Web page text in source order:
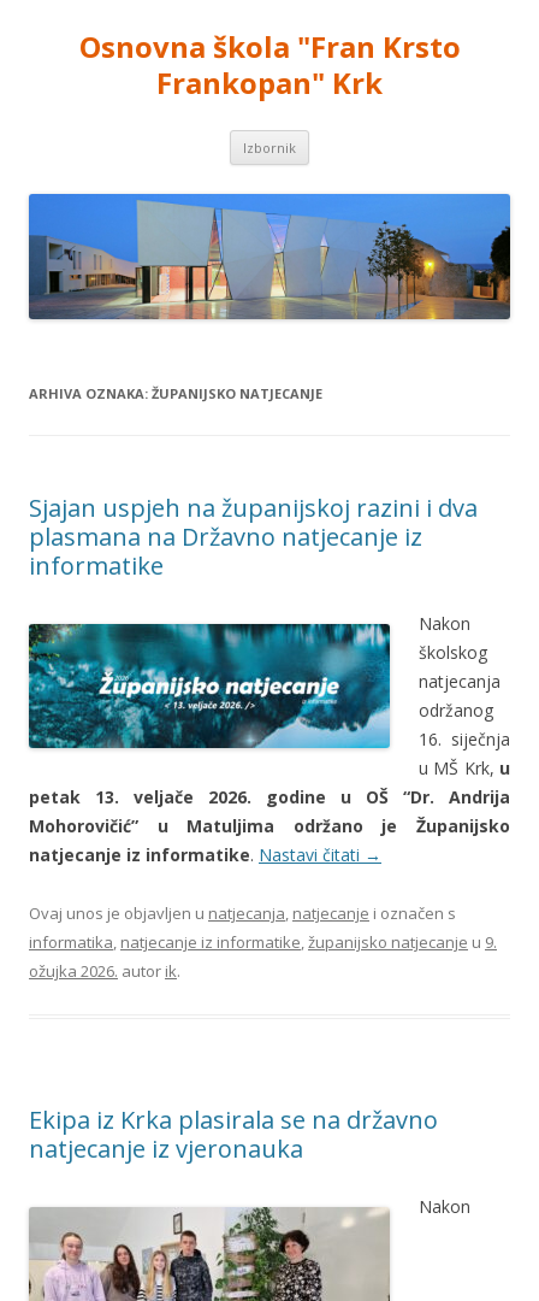
Osnovna škola "Fran Krsto
Frankopan" Krk
Izbornik
ARHIVA OZNAKA: ŽUPANIJSKO NATJECANJE
Sjajan uspjeh na županijskoj razini i dva
plasmana na Državno natjecanje iz
informatike
Nakon
školskog
natjecanja
održanog
16. siječnja
u MŠ Krk, u
petak 13. veljače 2026. godine u OŠ “Dr. Andrija
Mohorovičić” u Matuljima održano je Županijsko
natjecanje iz informatike. Nastavi čitati →
Ovaj unos je objavljen u natjecanja, natjecanje i označen s
informatika, natjecanje iz informatike,županijsko natjecanje u 9.
ožujka 2026. autor ik.
Ekipa iz Krka plasirala se na državno
natjecanje iz vjeronauka
Nakon